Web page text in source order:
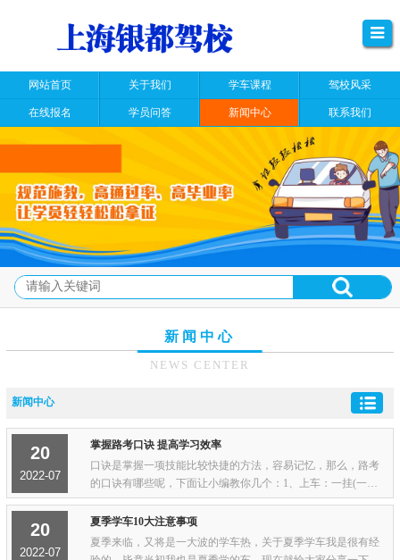
网站首页 关于我们 学车课程 驾校风采
在线报名 学员问答 新闻中心 联系我们
新闻中心
NEWS CENTER
新闻中心
20
2022-07
掌握路考口诀 提高学习效率
口诀是掌握一项技能比较快捷的方法，容易记忆，那么，路考
的口诀有哪些呢，下面让小编教你几个：1、上车：一挂(一档)
二转(向灯)三喇叭，四看(左后视镜)五放(手刹)六行走；2、行
车：一关(转向灯)二看(左右后视镜)；3、...
20
2022-07
夏季学车10大注意事项
夏季来临，又将是一大波的学车热，关于夏季学车我是很有经